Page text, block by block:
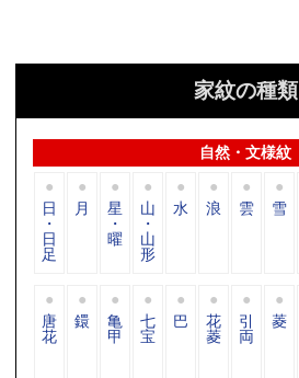
家紋の種類
自然・文様紋
日
・
日
足
月 星
・
曜
山
・
山
形
水 浪 雲 雪
唐
花
鐶 亀
甲
七
宝
巴 花
菱
引
両
菱